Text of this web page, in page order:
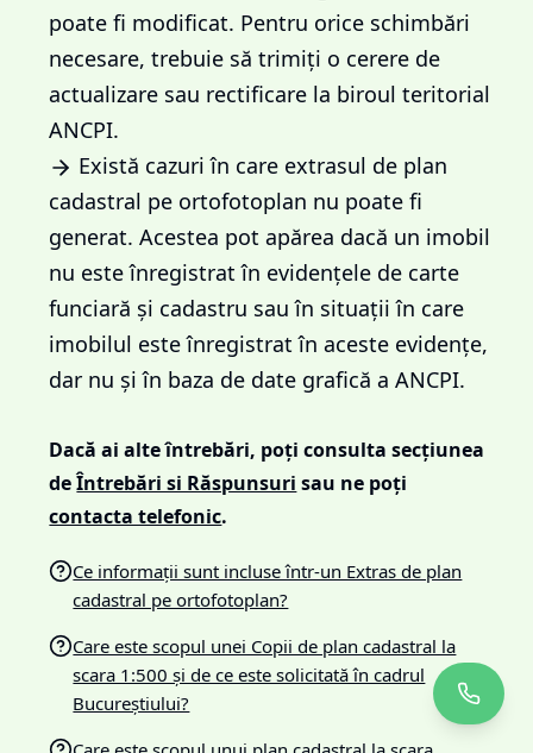
poate fi modificat. Pentru orice schimbări
necesare, trebuie să trimiți o cerere de
actualizare sau rectificare la biroul teritorial
ANCPI.
Există cazuri în care extrasul de plan
cadastral pe ortofotoplan nu poate fi
generat. Acestea pot apărea dacă un imobil
nu este înregistrat în evidențele de carte
funciară și cadastru sau în situații în care
imobilul este înregistrat în aceste evidențe,
dar nu și în baza de date grafică a ANCPI.
Dacă ai alte întrebări, poți consulta secțiunea
de Întrebări si Răspunsuri sau ne poți
contacta telefonic.
Ce informații sunt incluse într-un Extras de plan
cadastral pe ortofotoplan?
Care este scopul unei Copii de plan cadastral la
scara 1:500 și de ce este solicitată în cadrul
Bucureștiului?